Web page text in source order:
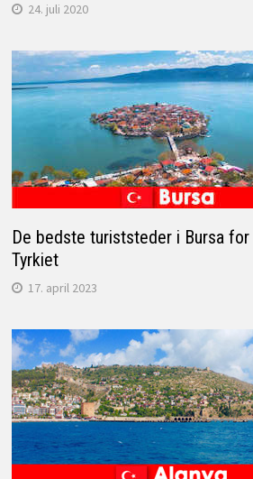
24. juli 2020
De bedste turiststeder i Bursa
Tyrkiet
17. april 2023